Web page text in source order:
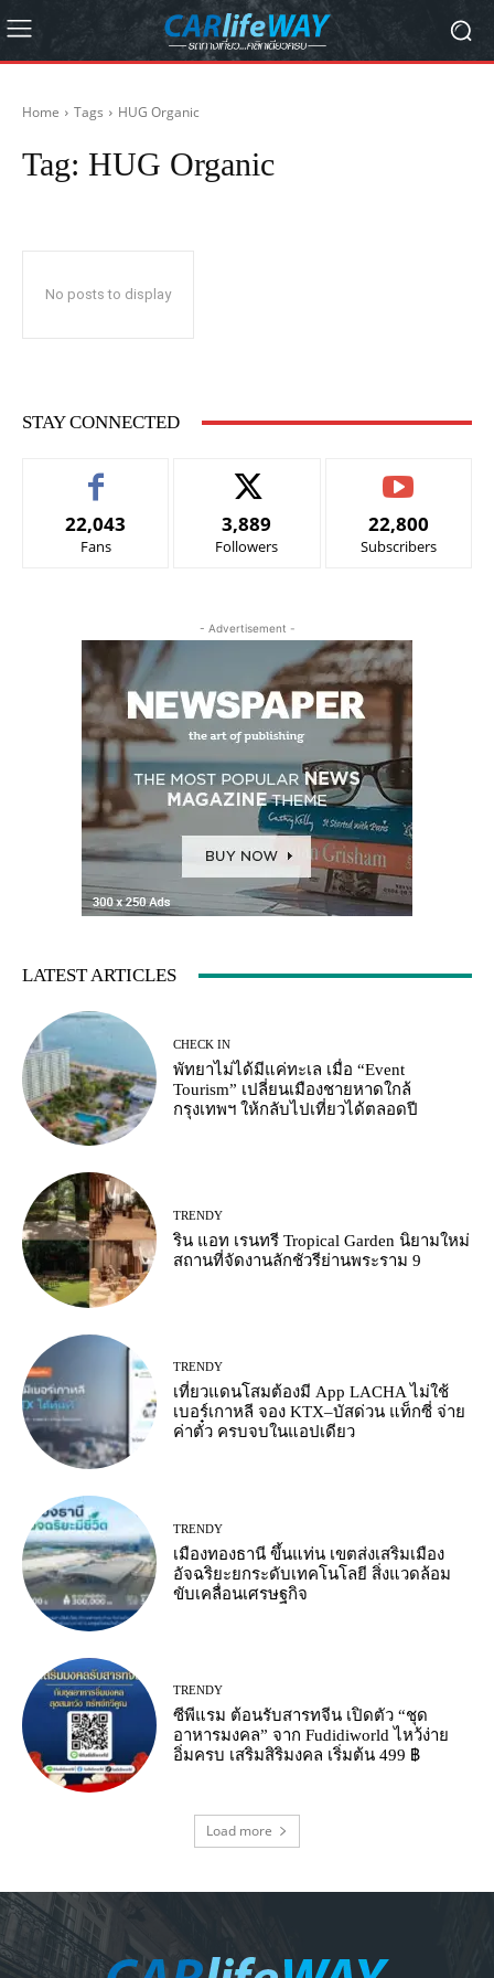
Home Tags HUG Organic
Tag: HUG Organic
No posts to display
STAY CONNECTED
22,043
Fans
3,889
Followers
22,800
Subscribers
- Advertisement -
LATEST ARTICLES
CHECK IN
พัทยาไม่ได้มีแค่ทะเล เมื่อ “Event
Tourism” เปลี่ยนเมืองชายหาดใกล้
กรุงเทพฯ ให้กลับไปเที่ยวได้ตลอดปี
TRENDY
ริน แอท เรนทรี Tropical Garden นิยามใหม่
สถานที่จัดงานลักชัวรีย่านพระราม 9
TRENDY
เที่ยวแดนโสมต้องมี App LACHA ไม่ใช้
เบอร์เกาหลี จอง KTX–บัสด่วน แท็กซี่ จ่าย
ค่าตั๋ว ครบจบในแอปเดียว
TRENDY
เมืองทองธานี ขึ้นแท่น เขตส่งเสริมเมือง
อัจฉริยะยกระดับเทคโนโลยี สิ่งแวดล้อม
ขับเคลื่อนเศรษฐกิจ
TRENDY
ซีพีแรม ต้อนรับสารทจีน เปิดตัว “ชุด
อาหารมงคล” จาก Fudidiworld ไหว้ง่าย
อิ่มครบ เสริมสิริมงคล เริ่มต้น 499 ฿
Load more